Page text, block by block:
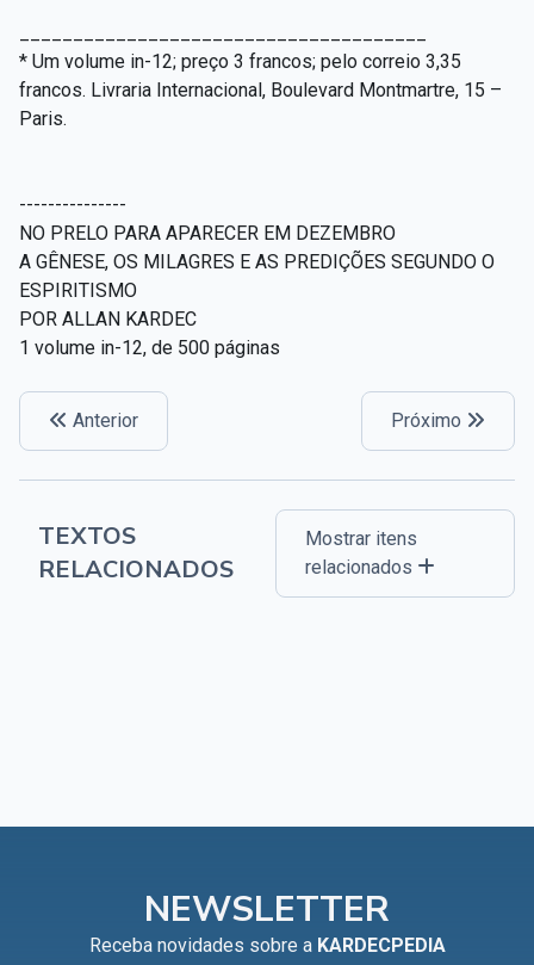
* Um volume in-12; preço 3 francos; pelo correio 3,35
francos. Livraria Internacional, Boulevard Montmartre, 15 –
Paris.
---------------
NO PRELO PARA APARECER EM DEZEMBRO
A GÊNESE, OS MILAGRES E AS PREDIÇÕES SEGUNDO O
ESPIRITISMO
POR ALLAN KARDEC
1 volume in-12, de 500 páginas
Anterior Próximo
TEXTOS
RELACIONADOS
Mostrar itens
relacionados
NEWSLETTER
Receba novidades sobre a KARDECPEDIA